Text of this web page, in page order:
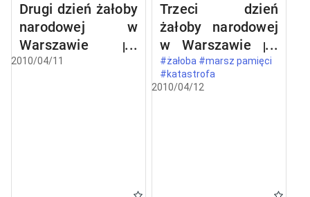
Drugi dzień żałoby
narodowej w
Warszawie po
katastrofie
2010/04/11
Trzeci dzień
żałoby narodowej
w Warszawie po
katastrofie
lotniczej w
#żałoba #marsz pamięci
#katastrofa
2010/04/12